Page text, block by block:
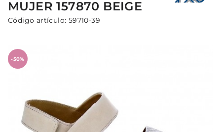
MUJER157870 BEIGE
Código artículo: 59710-39
-50%